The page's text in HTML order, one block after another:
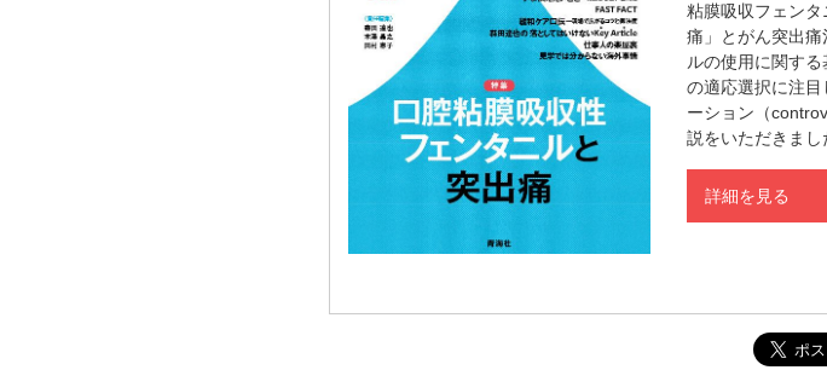
粘膜吸収フェン
痛」とがん突出
ルの使用に関す
の適応選択に注
ーション（
説をいただきまし
詳細を見る